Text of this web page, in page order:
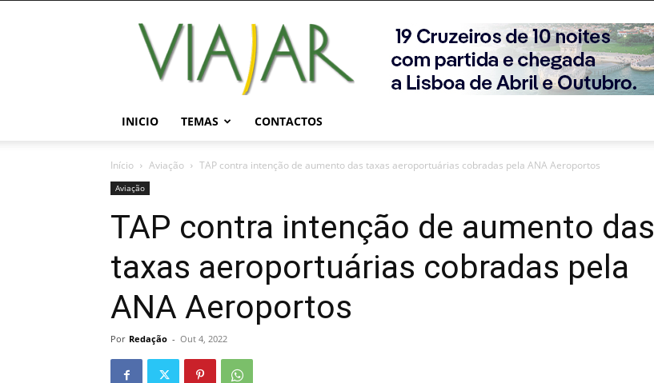
Viajar
Magazine
Online
INICIO TEMAS CONTACTOS
Início Aviação TAP contra intenção de aumento das taxas aeroportuárias cobradas pela ANA Aeroportos
Aviação
TAP contra intenção de aumento das
taxas aeroportuárias cobradas pela
ANA Aeroportos
Por Redação - Out 4, 2022